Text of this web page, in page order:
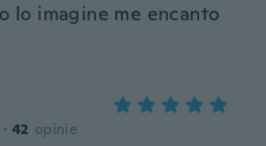
lo imagine me encanto
· 42 opinie